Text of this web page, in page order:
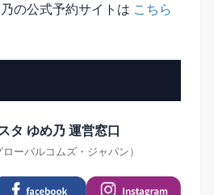
の公式予約サイトは こちら
タ ゆめ乃 運営窓口
ローバルコムズ・ジャパン）